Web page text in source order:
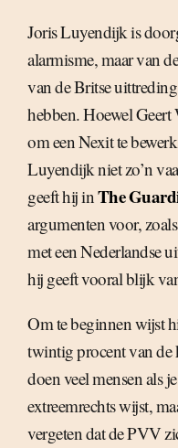
Joris Luyendijk is
alarmisme, maar van
van de Britse
hebben. Hoewel
om een Nexit te
Luyendijk niet zo’n
geeft hij inThe
argumenten voor,
met een Nederlandse
hij geeft vooral blijk
Om te beginnen wijst
twintig procent van de
doen veel mensen als
extreemrechts wijst,
vergeten dat de PVV